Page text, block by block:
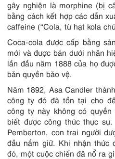
gây nghiện là morphine (bị
bằng cách kết hợp các dẫn
caffeine (“Cola, từ hạt kola
Coca-cola được cấp bằng
mới và được bán dưới nhãn
lần đầu năm 1888 của họ
bản quyền bảo vệ.
Năm 1892, Asa Candler
công ty đó đã tồn tại cho
công ty này không có
biết được công thức thực
Pemberton, con trai người
đầu nắm giữ. Khi nhận thức
đó, một cuộc chiến đã nổ ra